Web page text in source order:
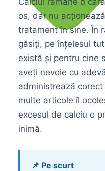
os, dar nu
tratament în sine. În
găsiți, pe înțelesul
există și pentru cine
aveți nevoie cu
administrează
multe articole îl
excesul de calciu o
inimă.
📌 Pe scurt